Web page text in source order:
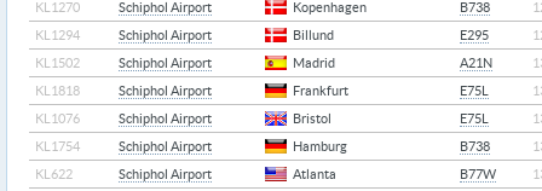
KL1270
Schiphol Airport Kopenhagen B738
KL1294
Schiphol Airport Billund E295
KL1502
Schiphol Airport Madrid A21N
KL1818
Schiphol Airport Frankfurt E75L
KL1076
Schiphol Airport Bristol E75L
KL1754
Schiphol Airport Hamburg B738
KL622
Schiphol Airport Atlanta B77W